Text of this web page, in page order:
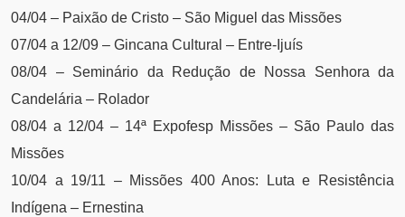
04/04 – Paixão de Cristo – São Miguel das Missões
07/04 a 12/09 – Gincana Cultural – Entre-Ijuís
08/04 – Seminário da Redução de Nossa Senhora da
Candelária – Rolador
08/04 a 12/04 – 14ª Expofesp Missões – São Paulo das
Missões
10/04 a 19/11 – Missões 400 Anos: Luta e Resistência
Indígena – Ernestina